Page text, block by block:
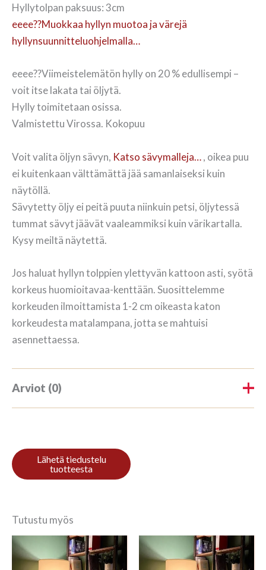
Hyllytolpan paksuus: 3cm
eeee??Muokkaa hyllyn muotoa ja värejä
hyllynsuunnitteluohjelmalla…
eeee??Viimeistelemätön hylly on 20 % edullisempi –
voit itse lakata tai öljytä.
Hylly toimitetaan osissa.
Valmistettu Virossa. Kokopuu
Voit valita öljyn sävyn, Katso sävymalleja…, oikea puu
ei kuitenkaan välttämättä jää samanlaiseksi kuin
näytöllä.
Sävytetty öljy ei peitä puuta niinkuin petsi, öljytessä
tummat sävyt jäävät vaaleammiksi kuin värikartalla.
Kysy meiltä näytettä.
Jos haluat hyllyn tolppien ylettyvän kattoon asti, syötä
korkeus huomioitavaa-kenttään. Suosittelemme
korkeuden ilmoittamista 1-2 cm oikeasta katon
korkeudesta matalampana, jotta se mahtuisi
asennettaessa.
Arviot (0)
Kirjoita ensimmäinen arvio
Sinun on
kirjoittaa arvioinnin.
Tutustu myös